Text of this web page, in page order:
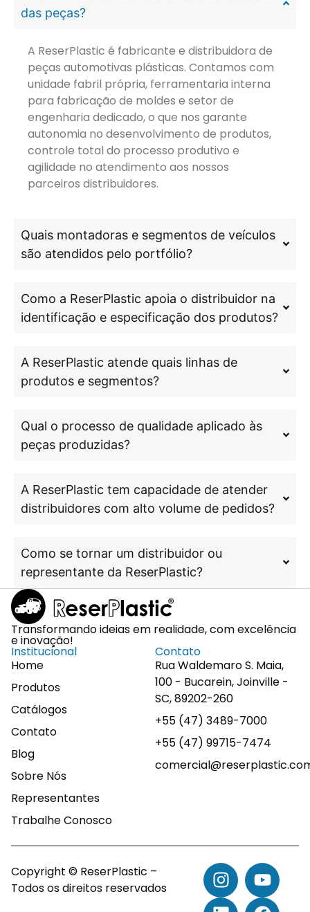
das peças?
A ReserPlastic é fabricante e distribuidora de
peças automotivas plásticas. Contamos com
unidade fabril própria, ferramentaria interna
para fabricação de moldes e setor de
engenharia dedicado, o que nos garante
autonomia no desenvolvimento de produtos,
controle total do processo produtivo e
agilidade no atendimento aos nossos
parceiros distribuidores.
Quais montadoras e segmentos de veículos
são atendidos pelo portfólio?
Como a ReserPlastic apoia o distribuidor na
identificação e especificação dos produtos?
A ReserPlastic atende quais linhas de
produtos e segmentos?
Qual o processo de qualidade aplicado às
peças produzidas?
A ReserPlastic tem capacidade de atender
distribuidores com alto volume de pedidos?
Como se tornar um distribuidor ou
representante da ReserPlastic?
Transformando ideias em realidade, com excelência
e inovação!
Institucional
Home
Produtos
Catálogos
Contato
Blog
Sobre Nós
Representantes
Trabalhe Conosco
Contato
Rua Waldemaro S. Maia,
100 - Bucarein, Joinville -
SC, 89202-260
+55 (47) 3489-7000
+55 (47) 99715-7474
Copyright © ReserPlastic –
Todos os direitos reservados